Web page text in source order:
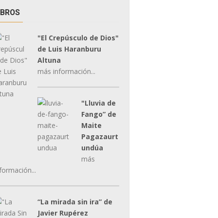
"El Crepúsculo de Dios"
de Luis Haranburu
Altuna
más información...
"Lluvia de
Fango” de
Maite
Pagazaurt
undúa
más
“La mirada sin ira” de
Javier Rupérez